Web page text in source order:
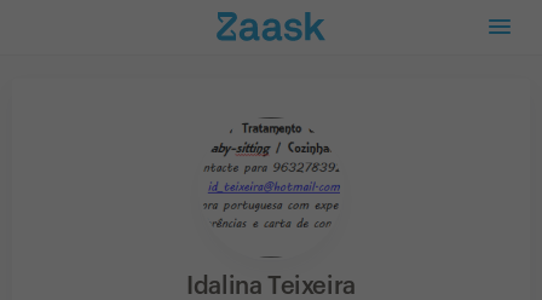
Idalina Teixeira